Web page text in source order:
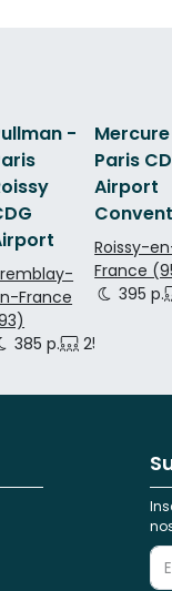
p. 200 p.
-
France
385 p.
250 p.
Mercure
Paris
Airport
Roissy-
France
395 p.